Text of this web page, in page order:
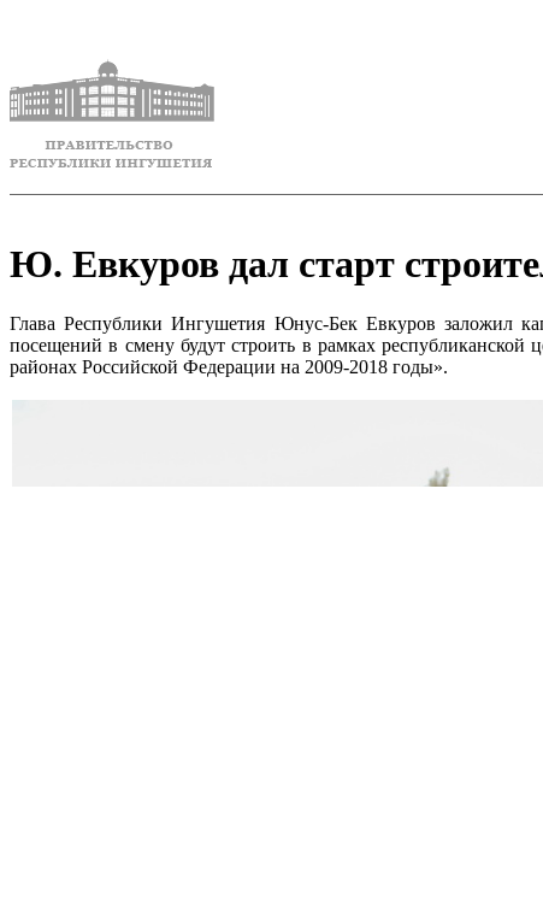
Ю. Евкуров дал старт
Глава Республики Ингушетия Юнус-Бек Евкуров заложил
посещений в смену будут строить в рамках
районах Российской Федерации на 2009-2018 годы».